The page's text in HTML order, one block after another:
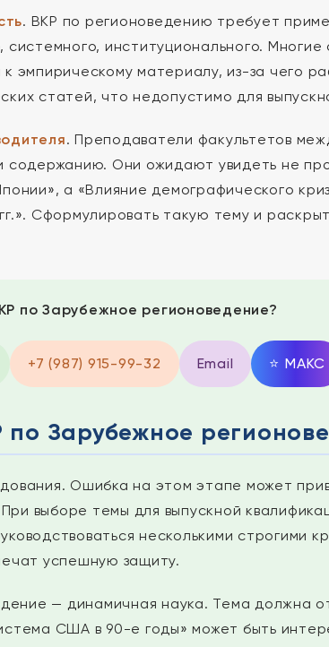
. ВКР по регионоведению требует
институционального. Многие
эмпирическому материалу, из-за чего
статей, что недопустимо для
. Преподаватели факультетов
содержанию. Они ожидают увидеть не
а «Влияние демографического
Сформулировать такую тему и
по Зарубежное регионоведение?
+7 (987) 915-99-32 Email ⭐ MAКС
Зарубежное
Ошибка на этом этапе может
выборе темы для выпускной
несколькими строгими
успешную защиту.
— динамичная наука. Тема должна
США в 90-е годы» может быть